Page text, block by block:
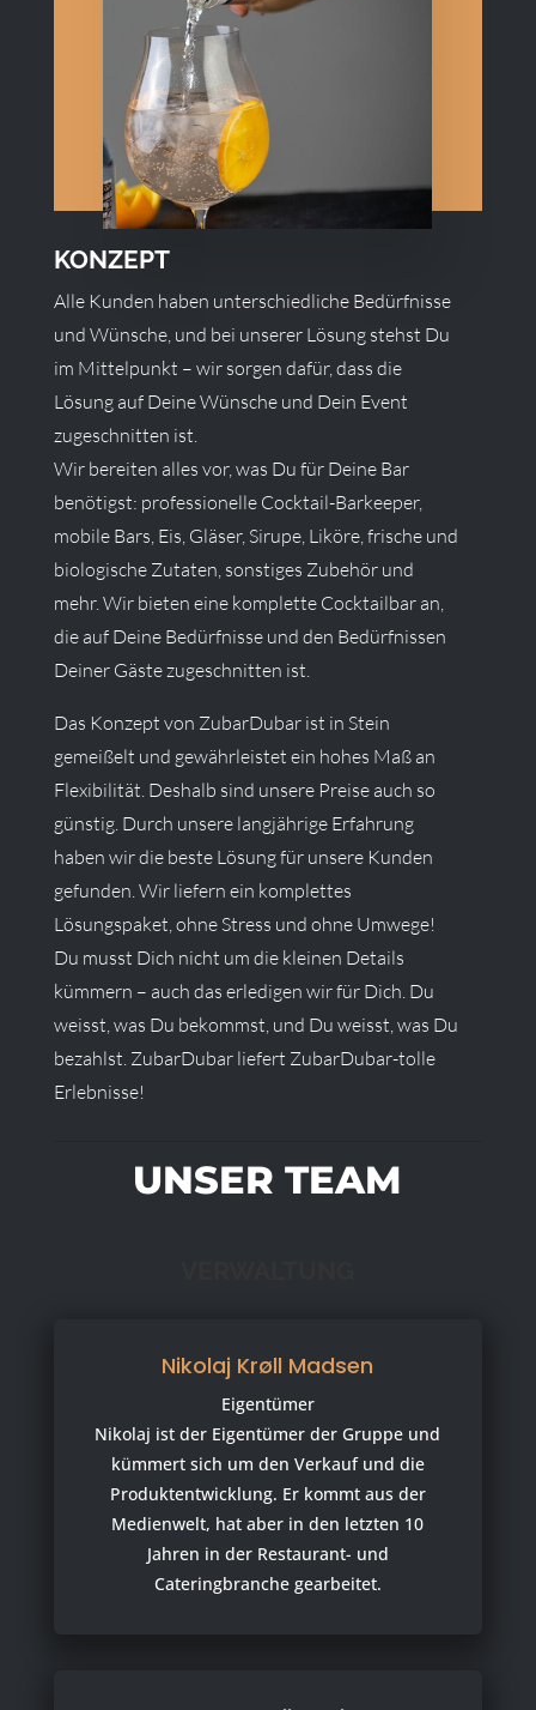
KONZEPT
Alle Kunden haben unterschiedliche Bedürfnisse
und Wünsche, und bei unserer Lösung stehst Du
im Mittelpunkt – wir sorgen dafür, dass die
Lösung auf Deine Wünsche und Dein Event
zugeschnitten ist.
Wir bereiten alles vor, was Du für Deine Bar
benötigst: professionelle Cocktail-Barkeeper,
mobile Bars, Eis, Gläser, Sirupe, Liköre, frische und
biologische Zutaten, sonstiges Zubehör und
mehr. Wir bieten eine komplette Cocktailbar an,
die auf Deine Bedürfnisse und den Bedürfnissen
Deiner Gäste zugeschnitten ist.
Das Konzept von ZubarDubar ist in Stein
gemeißelt und gewährleistet ein hohes Maß an
Flexibilität. Deshalb sind unsere Preise auch so
günstig. Durch unsere langjährige Erfahrung
haben wir die beste Lösung für unsere Kunden
gefunden. Wir liefern ein komplettes
Lösungspaket, ohne Stress und ohne Umwege!
Du musst Dich nicht um die kleinen Details
kümmern – auch das erledigen wir für Dich. Du
weisst, was Du bekommst, und Du weisst, was Du
bezahlst. ZubarDubar liefert ZubarDubar-tolle
Erlebnisse!
UNSER TEAM
Nikolaj Krøll Madsen
Eigentümer
Nikolaj ist der Eigentümer der Gruppe und
kümmert sich um den Verkauf und die
Produktentwicklung. Er kommt aus der
Medienwelt, hat aber in den letzten 10
Jahren in der Restaurant- und
Cateringbranche gearbeitet.